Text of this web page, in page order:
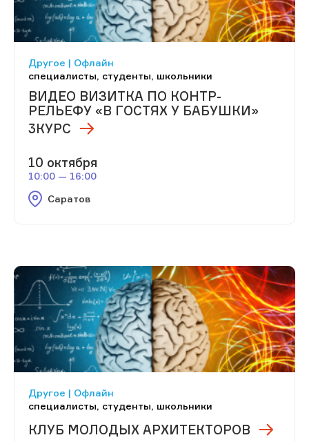
Другое | Офлайн
специалисты, студенты, школьники
ВИДЕО ВИЗИТКА ПО КОНТР-
РЕЛЬЕФУ «В ГОСТЯХ У БАБУШКИ»
3КУРС
10 октября
10:00 — 16:00
Саратов
Другое | Офлайн
специалисты, студенты, школьники
КЛУБ МОЛОДЫХ АРХИТЕКТОРОВ